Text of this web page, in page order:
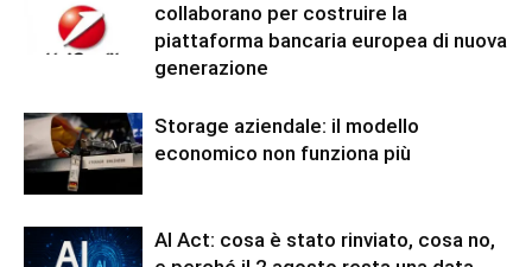
collaborano per costruire la
piattaforma bancaria europea di nuova
generazione
Storage aziendale: il modello
economico non funziona più
AI Act: cosa è stato rinviato, cosa no,